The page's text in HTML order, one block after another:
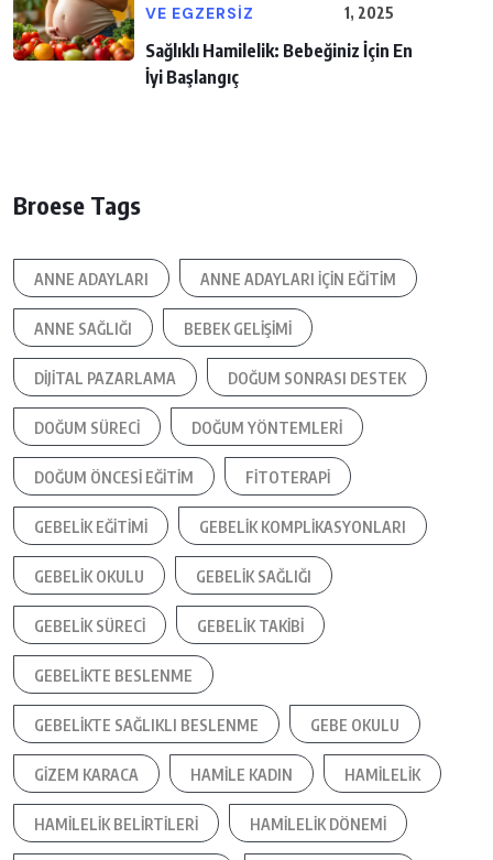
VE EGZERSIZ
1, 2025
Sağlıklı Hamilelik: Bebeğiniz İçin En
İyi Başlangıç
Broese Tags
ANNE ADAYLARI ANNE ADAYLARI IÇIN EĞITIM
ANNE SAĞLIĞI BEBEK GELIŞIMI
DIJITAL PAZARLAMA DOĞUM SONRASI DESTEK
DOĞUM SÜRECI DOĞUM YÖNTEMLERI
DOĞUM ÖNCESI EĞITIM FITOTERAPI
GEBELIK EĞITIMI GEBELIK KOMPLIKASYONLARI
GEBELIK OKULU GEBELIK SAĞLIĞI
GEBELIK SÜRECI GEBELIK TAKIBI
GEBELIKTE BESLENME
GEBELIKTE SAĞLIKLI BESLENME GEBE OKULU
GIZEM KARACA HAMILE KADIN HAMILELIK
HAMILELIK BELIRTILERI HAMILELIK DÖNEMI